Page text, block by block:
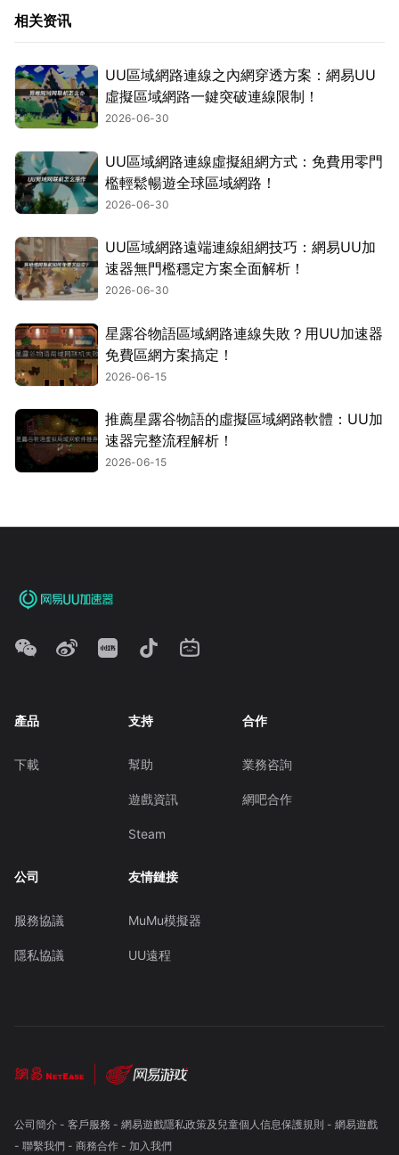
相关资讯
UU區域網路連線之內網穿透方案：網易UU
虛擬區域網路一鍵突破連線限制！
2026-06-30
UU區域網路連線虛擬組網方式：免費用零門
檻輕鬆暢遊全球區域網路！
2026-06-30
UU區域網路遠端連線組網技巧：網易UU加
速器無門檻穩定方案全面解析！
2026-06-30
星露谷物語區域網路連線失敗？用UU加速器
免費區網方案搞定！
2026-06-15
推薦星露谷物語的虛擬區域網路軟體：UU加
速器完整流程解析！
2026-06-15
產品
下載
支持
幫助
遊戲資訊
Steam
合作
業務咨詢
網吧合作
公司
服務協議
隱私協議
友情鏈接
MuMu模擬器
UU遠程
公司簡介- 客戶服務 - 網易遊戲隱私政策及兒童個人信息保護規則 - 網易遊戲
- 聯繫我們- 商務合作- 加入我們